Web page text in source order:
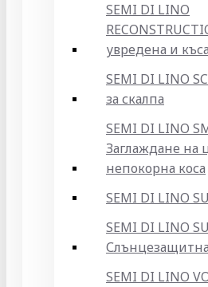
SEMI DI LINO
увредена и
SEMI DI LINO
за скалпа
SEMI DI LINO
Заглаждане на
непокорна коса
SEMI DI LINO
SEMI DI LINO
SEMI DI LINO